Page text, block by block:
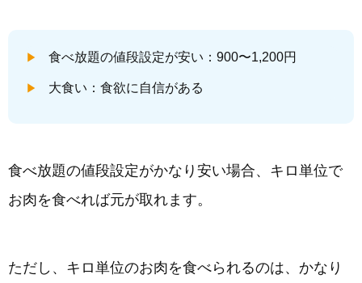
食べ放題の値段設定が安い：900〜1,200円
大食い：食欲に自信がある
食べ放題の値段設定がかなり安い場合、キロ単位で
お肉を食べれば元が取れます。
ただし、キロ単位のお肉を食べられるのは、かなり